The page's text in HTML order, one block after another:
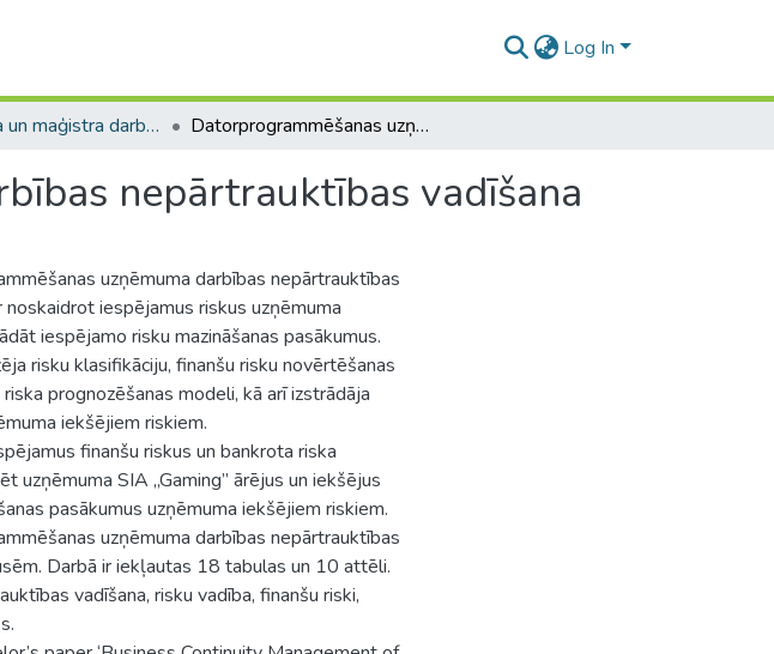
Log In
Bakalaura un maģistra darbi (ESZF) / Bachelor's and Master's theses Datorprogrammēšanas uzņēmuma darbības nepārtrauktības vadīšana
nepārtrauktības vadīšana
uzņēmuma darbības nepārtrauktības
iespējamus riskus uzņēmuma
iespējamo risku mazināšanas pasākumus.
risku klasifikāciju, finanšu risku novērtēšanas
prognozēšanas modeli, kā arī izstrādāja
iekšējiem riskiem.
finanšu riskus un bankrota riska
uzņēmuma SIA „Gaming” ārējus un iekšējus
pasākumus uzņēmuma iekšējiem riskiem.
uzņēmuma darbības nepārtrauktības
Darbā ir iekļautas 18 tabulas un 10 attēli.
vadīšana, risku vadība, finanšu riski,